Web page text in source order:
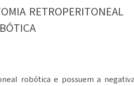
RETROPERITONEAL
robótica e possuem a